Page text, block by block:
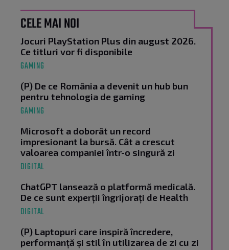
CELE MAI NOI
Jocuri PlayStation Plus din august 2026.
Ce titluri vor fi disponibile
GAMING
(P) De ce România a devenit un hub bun
pentru tehnologia de gaming
GAMING
Microsoft a doborât un record
impresionant la bursă. Cât a crescut
valoarea companiei într-o singură zi
DIGITAL
ChatGPT lansează o platformă medicală.
De ce sunt experții îngrijorați de Health
DIGITAL
(P) Laptopuri care inspiră încredere,
performanță și stil în utilizarea de zi cu zi